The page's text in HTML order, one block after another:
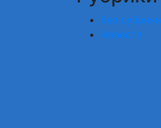
Без рубрики
Новости